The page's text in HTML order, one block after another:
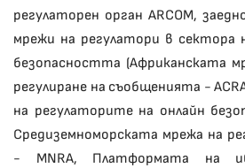
регулаторен орган ARCOM,
мрежи на регулатори в сектора
безопасността (Африканската
регулиране на съобщенията -
на регулаторите на онлайн
Средиземноморската мрежа на
- MNRA, Платформата на